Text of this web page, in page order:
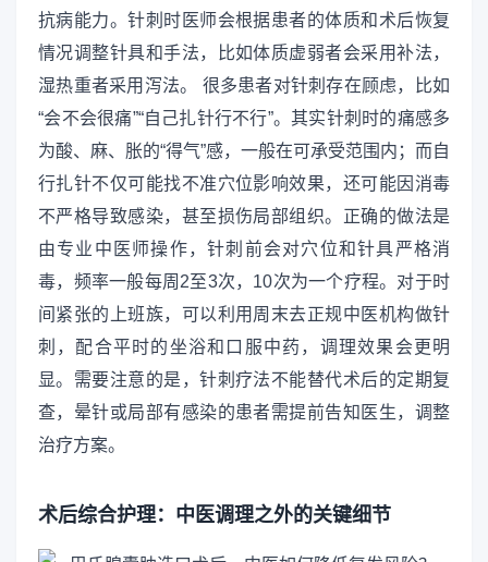
抗病能力。针刺时医师会根据患者的体质和术后恢复
情况调整针具和手法，比如体质虚弱者会采用补法，
湿热重者采用泻法。 很多患者对针刺存在顾虑，比如
“会不会很痛”“自己扎针行不行”。其实针刺时的痛感多
为酸、麻、胀的“得气”感，一般在可承受范围内；而自
行扎针不仅可能找不准穴位影响效果，还可能因消毒
不严格导致感染，甚至损伤局部组织。正确的做法是
由专业中医师操作，针刺前会对穴位和针具严格消
毒，频率一般每周2至3次，10次为一个疗程。对于时
间紧张的上班族，可以利用周末去正规中医机构做针
刺，配合平时的坐浴和口服中药，调理效果会更明
显。需要注意的是，针刺疗法不能替代术后的定期复
查，晕针或局部有感染的患者需提前告知医生，调整
治疗方案。
术后综合护理：中医调理之外的关键细节